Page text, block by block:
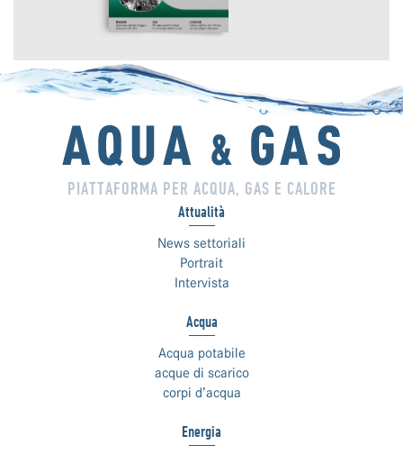
PIATTAFORMA PER ACQUA, GAS E CALORE
Attualità
News settoriali
Portrait
Intervista
Acqua
Acqua potabile
acque di scarico
corpi d’acqua
Energia